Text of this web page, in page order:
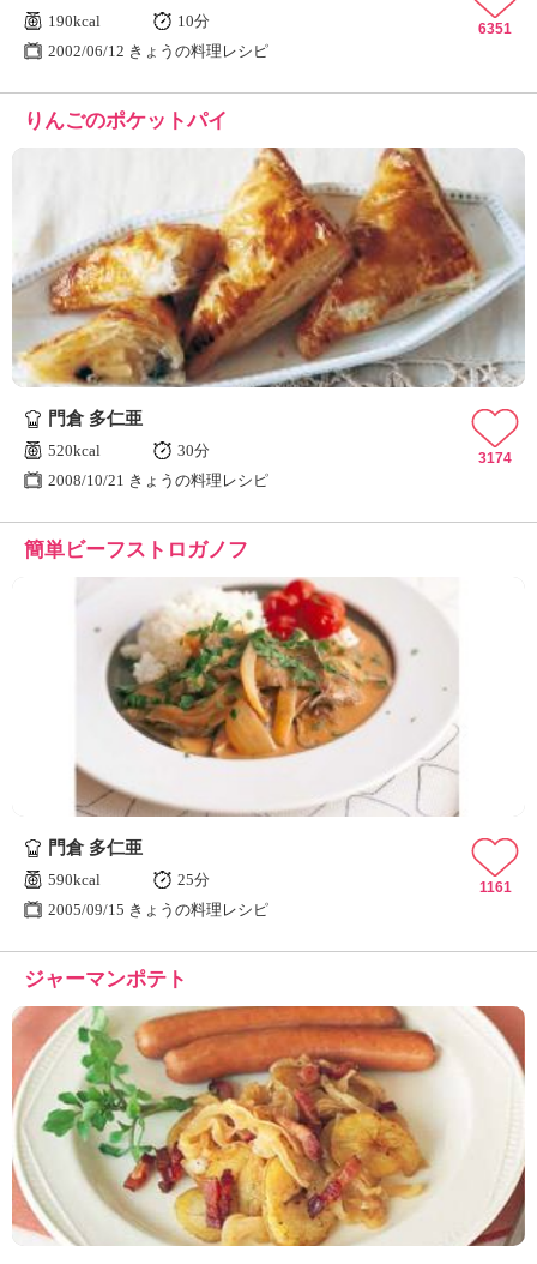
190kcal
10分
2002/06/12 きょうの料理レシピ
6351
りんごのポケットパイ
門倉 多仁亜
520kcal
30分
2008/10/21 きょうの料理レシピ
3174
簡単ビーフストロガノフ
門倉 多仁亜
590kcal
25分
2005/09/15 きょうの料理レシピ
1161
ジャーマンポテト